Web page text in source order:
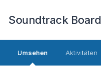
Soundtrack Board
Umsehen Aktivitäten